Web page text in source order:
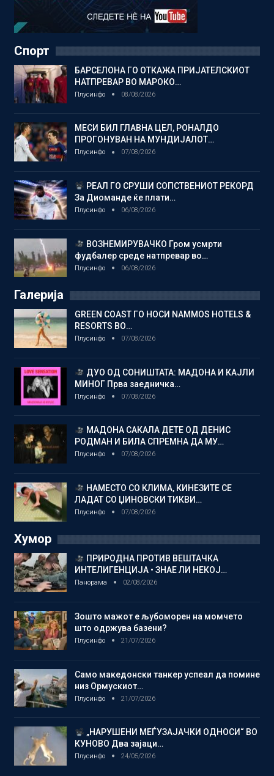
Спорт
БАРСЕЛОНА ГО ОТКАЖА ПРИЈАТЕЛСКИОТ
НАТПРЕВАР ВО МАРОКО…
Плусинфо 08/08/2026
МЕСИ БИЛ ГЛАВНА ЦЕЛ, РОНАЛДО
ПРОГОНУВАН НА МУНДИЈАЛОТ…
Плусинфо 07/08/2026
РЕАЛ ГО СРУШИ СОПСТВЕНИОТ РЕКОРД
За Диоманде ќе плати…
Плусинфо 06/08/2026
ВОЗНЕМИРУВАЧКО Гром усмрти
фудбалер среде натпревар во…
Плусинфо 06/08/2026
Галерија
GREEN COAST ГО НОСИ NAMMOS HOTELS &
RESORTS ВО…
Плусинфо 07/08/2026
ДУО ОД СОНИШТАТА: МАДОНА И КАЈЛИ
МИНОГ Прва заедничка…
Плусинфо 07/08/2026
МАДОНА САКАЛА ДЕТЕ ОД ДЕНИС
РОДМАН И БИЛА СПРЕМНА ДА МУ…
Плусинфо 07/08/2026
НАМЕСТО СО КЛИМА, КИНЕЗИТЕ СЕ
ЛАДАТ СО ЏИНОВСКИ ТИКВИ…
Плусинфо 07/08/2026
Хумор
ПРИРОДНА ПРОТИВ ВЕШТАЧКА
ИНТЕЛИГЕНЦИЈА • ЗНАЕ ЛИ НЕКОЈ…
Панорама 02/08/2026
Зошто мажот е љубоморен на момчето
што одржува базени?
Плусинфо 21/07/2026
Само македонски танкер успеал да помине
низ Ормускиот…
Плусинфо 21/07/2026
„НАРУШЕНИ МЕЃУЗАЈАЧКИ ОДНОСИ“ ВО
КУНОВО Два зајаци…
Плусинфо 24/05/2026